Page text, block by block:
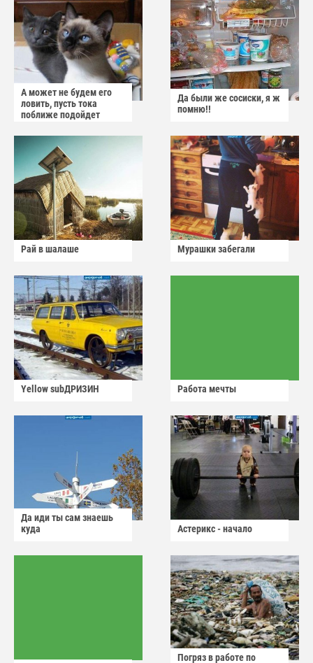
А может не будем его
ловить, пусть тока
поближе подойдет
Да были же сосиски, я ж
помню!!
Рай в шалаше Мурашки забегали
Yellow subДРИЗИН Работа мечты
Да иди ты сам знаешь
куда
Астерикс - начало
Погряз в работе по